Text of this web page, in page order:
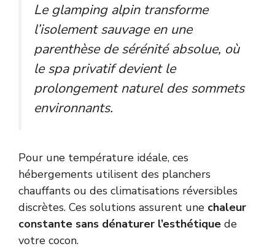
Le glamping alpin transforme
l’isolement sauvage en une
parenthèse de sérénité absolue, où
le spa privatif devient le
prolongement naturel des sommets
environnants.
Pour une température idéale, ces
hébergements utilisent des planchers
chauffants ou des climatisations réversibles
discrètes. Ces solutions assurent une chaleur
constante sans dénaturer l’esthétique de
votre cocon.